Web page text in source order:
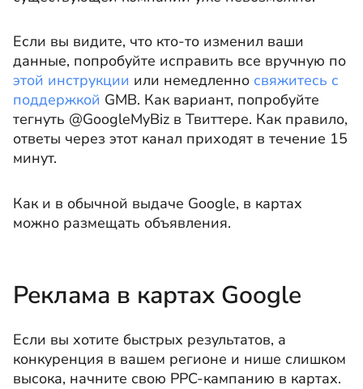
Если вы видите, что кто-то изменил ваши
данные, попробуйте исправить все вручную по
этой инструкции или немедленно свяжитесь с
поддержкой GMB. Как вариант, попробуйте
тегнуть @GoogleMyBiz в Твиттере. Как правило,
ответы через этот канал приходят в течение 15
минут.
Как и в обычной выдаче Google, в картах
можно размещать объявления.
Реклама в картах Google
Если вы хотите быстрых результатов, а
конкуренция в вашем регионе и нише слишком
высока, начните свою PPC-кампанию в картах.